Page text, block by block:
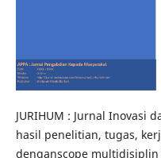
JURIHUM : Jurnal Inovasi
hasil penelitian, tugas,
denganscope